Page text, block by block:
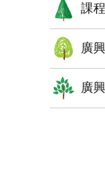
課
廣
廣